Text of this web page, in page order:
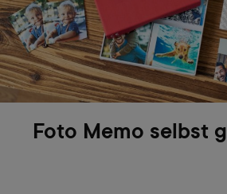
Foto Memo selbst